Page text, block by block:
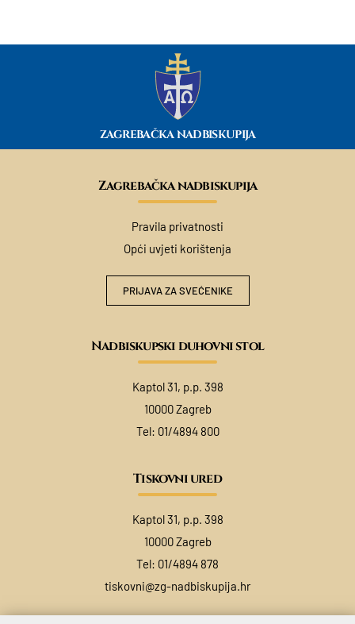
ZAGREBAČKA NADBISKUPIJA
Zagrebačka nadbiskupija
Pravila privatnosti
Opći uvjeti korištenja
PRIJAVA ZA SVEĆENIKE
Nadbiskupski duhovni stol
Kaptol 31, p.p. 398
10000 Zagreb
Tel: 01/4894 800
Tiskovni ured
Kaptol 31, p.p. 398
10000 Zagreb
Tel: 01/4894 878
tiskovni@zg-nadbiskupija.hr